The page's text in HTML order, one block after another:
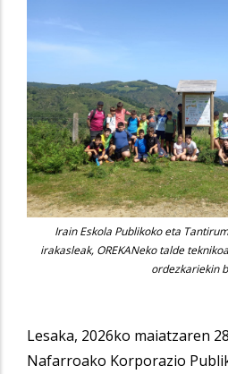
Irain Eskola Publikoko eta
irakasleak, OREKANeko talde
ordezkariekin
Lesaka, 2026ko maiatzaren
Nafarroako Korporazio